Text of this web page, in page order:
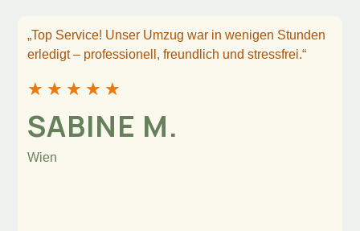
„Top Service! Unser Umzug war in wenigen Stunden
erledigt – professionell, freundlich und stressfrei.“
★ ★ ★ ★ ★
SABINE M.
Wien